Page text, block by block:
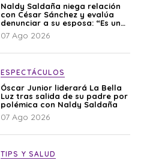
Naldy Saldaña niega relación
con César Sánchez y evalúa
denunciar a su esposa: “Es una
difamación”
07 Ago 2026
ESPECTÁCULOS
Óscar Junior liderará La Bella
Luz tras salida de su padre por
polémica con Naldy Saldaña
07 Ago 2026
TIPS Y SALUD